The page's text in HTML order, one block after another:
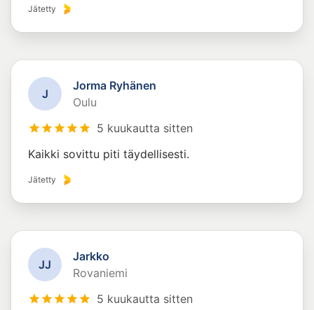
Jätetty
J
Jorma Ryhänen
Oulu
5 kuukautta sitten
Kaikki sovittu piti täydellisesti.
Jätetty
JJ
Jarkko
Rovaniemi
5 kuukautta sitten